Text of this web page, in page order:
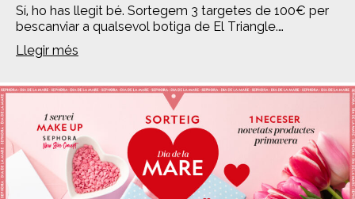
Sí, ho has llegit bé. Sortegem 3 targetes de 100€ per
bescanviar a qualsevol botiga de El Triangle.…
Llegir més